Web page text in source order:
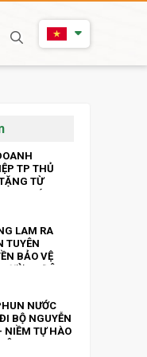
TP THỦ
TỪ
300 MÁY
13/10
LAM RA
TUYÊN
BẢO VỆ
ĐÊM
NƯỚC
BỘ NGUYỄN
NIỀM TỰ HÀO
TY